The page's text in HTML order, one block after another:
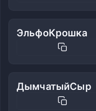
ЭльфоКрошка
ДымчатыйСыр